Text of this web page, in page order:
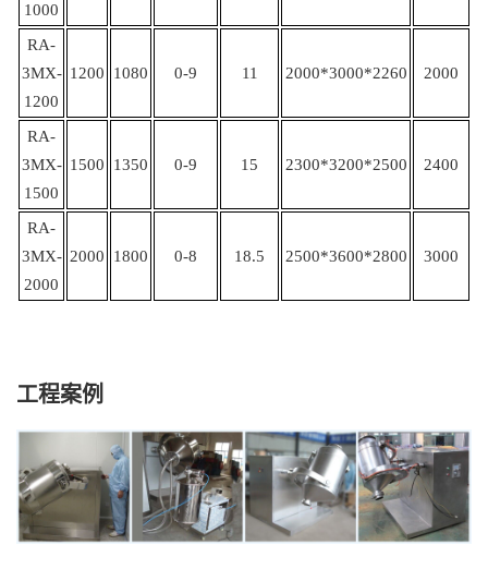
1000
RA-
3MX-
1200
1200 1080 0-9 11 2000*3000*2260 2000
RA-
3MX-
1500
1500 1350 0-9 15 2300*3200*2500 2400
RA-
3MX-
2000
2000 1800 0-8 18.5 2500*3600*2800 3000
工程案例